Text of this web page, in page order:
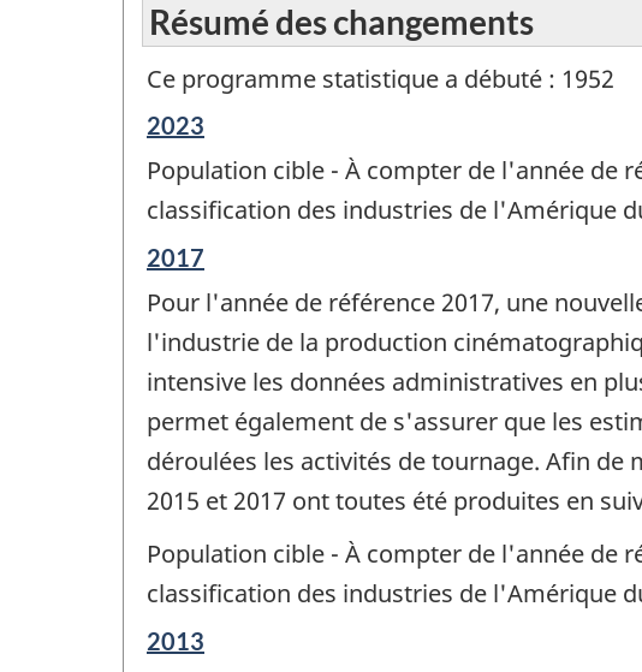
Résumé des changements
Ce programme statistique a débuté : 1952
Période
référence
de
-
2023
Population cible - À compter de l'année de
classification des industries de l'Amérique
Période
référence
de
-
2017
Pour l'année de référence 2017, une
l'industrie de la production
intensive les données administratives en
permet également de s'assurer que les
déroulées les activités de tournage. Afin
2015 et 2017 ont toutes été produites en
Population cible - À compter de l'année de
classification des industries de l'Amérique
Période
2013